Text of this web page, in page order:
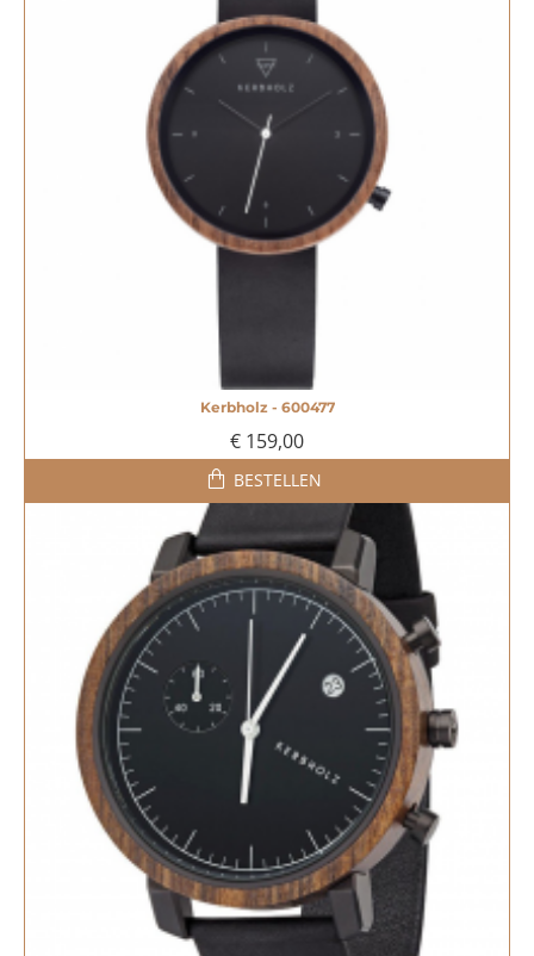
Kerbholz - 600477
€ 159,00
BESTELLEN